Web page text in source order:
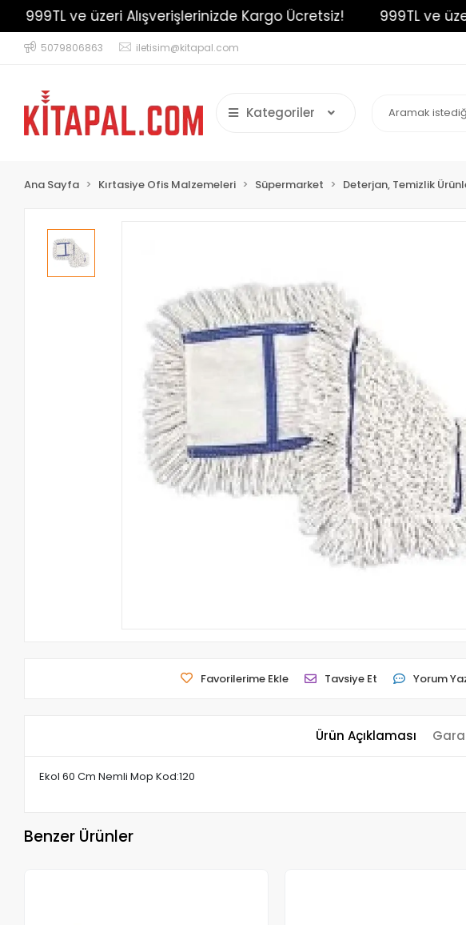
ve üzeri Alışverişlerinizde Kargo Ücretsiz! 999TL ve üzeri
5079806863 iletisim@kitapal.com
Kategoriler
Ana Sayfa Kırtasiye Ofis Malzemeleri Süpermarket Deterjan, Temizlik
Favorilerime Ekle Tavsiye Et Yorum
Ürün Açıklaması
Ekol 60 Cm Nemli Mop Kod:120
Benzer Ürünler